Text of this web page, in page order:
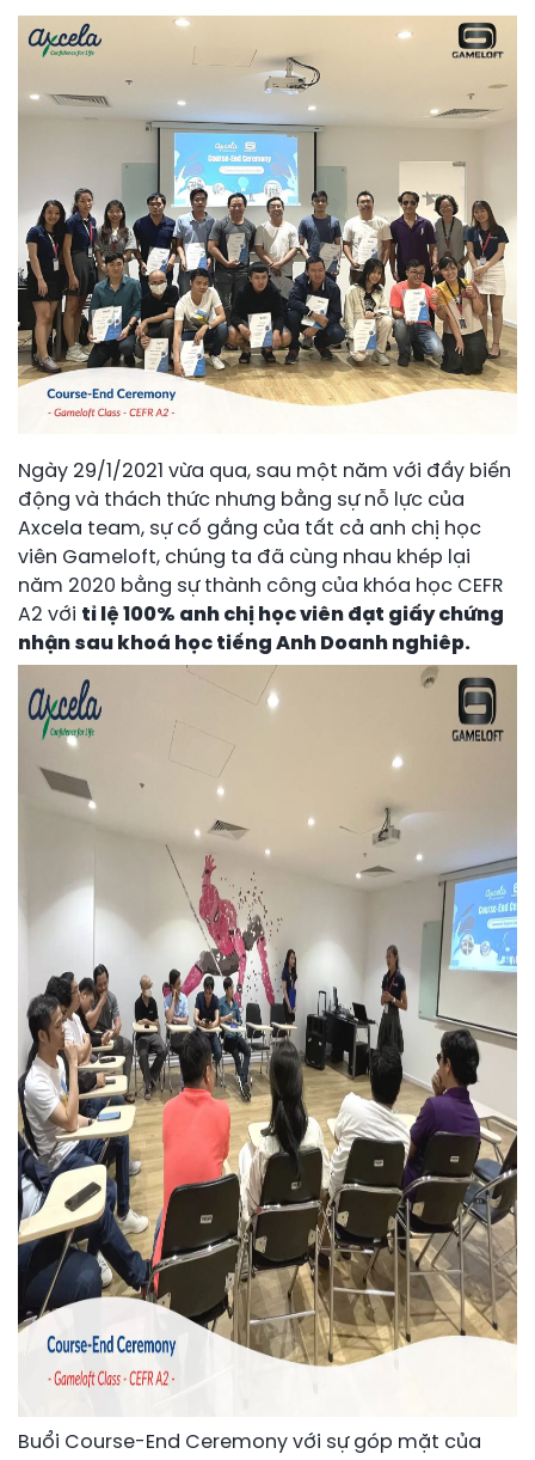
Ngày 29/1/2021 vừa qua, sau một năm với đầy biến
động và thách thức nhưng bằng sự nỗ lực của
Axcela team, sự cố gắng của tất cả anh chị học
viên Gameloft, chúng ta đã cùng nhau khép lại
năm 2020 bằng sự thành công của khóa học CEFR
A2 với tỉ lệ 100% anh chị học viên đạt giấy chứng
nhận sau khoá học tiếng Anh Doanh nghiêp.
Buổi Course-End Ceremony với sự góp mặt của